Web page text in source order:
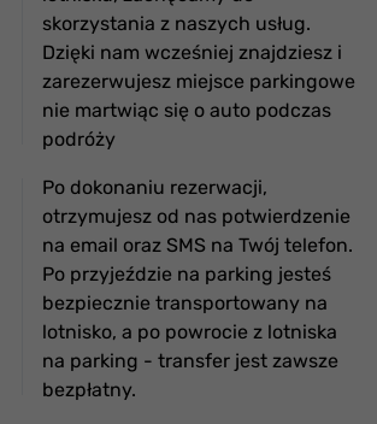
skorzystania z naszych usług.
Dzięki nam wcześniej znajdziesz i
zarezerwujesz miejsce parkingowe
nie martwiąc się o auto podczas
podróży
Po dokonaniu rezerwacji,
otrzymujesz od nas potwierdzenie
na email oraz SMS na Twój telefon.
Po przyjeździe na parking jesteś
bezpiecznie transportowany na
lotnisko, a po powrocie z lotniska
na parking - transfer jest zawsze
bezpłatny.